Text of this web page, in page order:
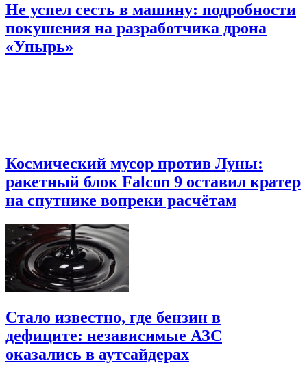
Не успел сесть в машину: подробности
покушения на разработчика дрона
«Упырь»
Космический мусор против Луны:
ракетный блок Falcon 9 оставил кратер
на спутнике вопреки расчётам
Стало известно, где бензин в
дефиците: независимые АЗС
оказались в аутсайдерах